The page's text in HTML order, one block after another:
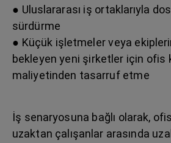
● Uluslararası iş ortaklarıyla
sürdürme
● Küçük işletmeler veya
bekleyen yeni şirketler için ofis
maliyetinden tasarruf etme
İş senaryosuna bağlı olarak,
uzaktan çalışanlar arasında